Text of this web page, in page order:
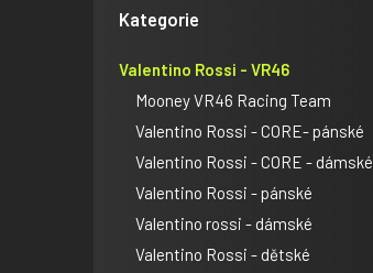
Kategorie
Valentino Rossi - VR46
Mooney VR46 Racing Team
Valentino Rossi - CORE- pánské
Valentino Rossi - CORE - dámské
Valentino Rossi - pánské
Valentino rossi - dámské
Valentino Rossi - dětské